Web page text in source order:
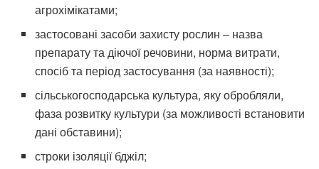
агрохімікатами;
застосовані засоби захисту рослин – назва
препарату та діючої речовини, норма витрати,
спосіб та період застосування (за наявності);
сільськогосподарська культура, яку обробляли,
фаза розвитку культури (за можливості встановити
дані обставини);
строки ізоляції бджіл;